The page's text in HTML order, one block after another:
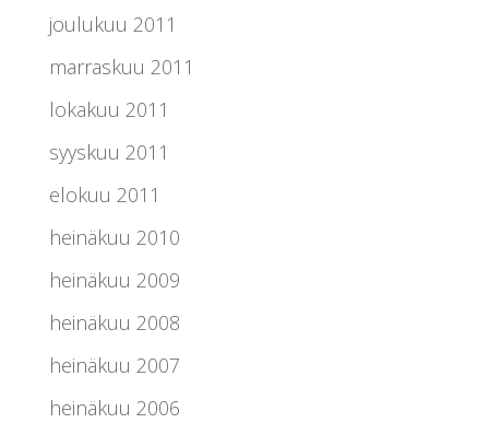
joulukuu 2011
marraskuu 2011
lokakuu 2011
syyskuu 2011
elokuu 2011
heinäkuu 2010
heinäkuu 2009
heinäkuu 2008
heinäkuu 2007
heinäkuu 2006